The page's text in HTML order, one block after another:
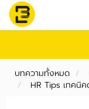
บทความทั้งหมด
HR Tips เทคนิ